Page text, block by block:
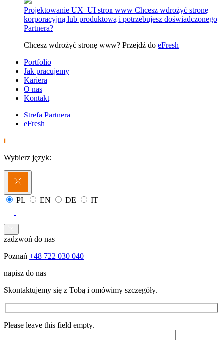
Projektowanie UX_UI stron www Chcesz wdrożyć stronę
korporacyjną lub produktową i potrzebujesz doświadczonego
Partnera?
Chcesz wdrożyć stronę www? Przejdź do eFresh
Portfolio
Jak pracujemy
Kariera
O nas
Kontakt
Strefa Partnera
eFresh
Wybierz język:
PL EN DE IT
zadzwoń do nas
Poznań +48 722 030 040
napisz do nas
Skontaktujemy się z Tobą i omówimy szczegóły.
Please leave this field empty.